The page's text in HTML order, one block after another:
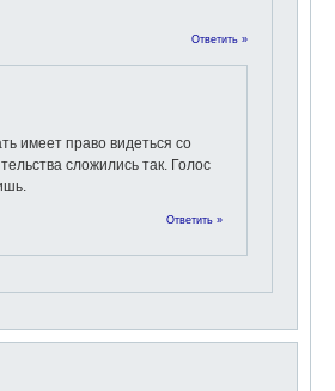
Ответить »
имеет право видеться со
сложились так. Голос
Ответить »